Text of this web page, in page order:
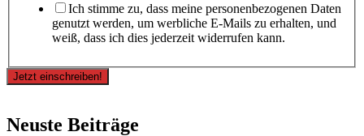
Ich stimme zu, dass meine personenbezogenen Daten
genutzt werden, um werbliche E-Mails zu erhalten, und
weiß, dass ich dies jederzeit widerrufen kann.
Jetzt einschreiben!
Neuste Beiträge